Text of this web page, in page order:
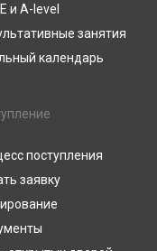
и A-level
занятия
календарь
поступления
заявку